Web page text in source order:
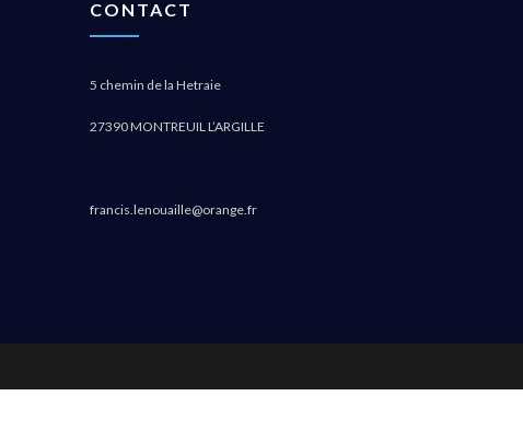
CONTACT
5 chemin de la Hetraie
27390 MONTREUIL L’ARGILLE
francis.lenouaille@orange.fr